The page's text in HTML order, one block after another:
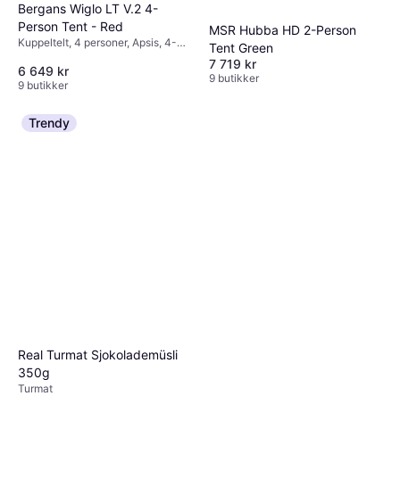
Bergans Wiglo LT V.2 4-
Person Tent - Red
Kuppeltelt, 4 personer, Apsis, 4-
Myggnetting
6 649 kr
9 butikker
MSR Hubba HD 2-Person
Tent Green
7 719 kr
9 butikker
Trendy
Real Turmat Sjokolademüsli
350g
Turmat